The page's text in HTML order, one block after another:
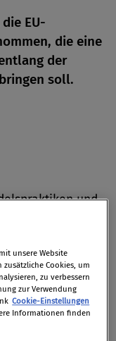
EU-
die eine
der
soll.
und
die Kommission
dem mehr
für
auf
unsere Website
Cookies, um
zu verbessern
zur Verwendung
Cookie-Einstellungen
Informationen finden